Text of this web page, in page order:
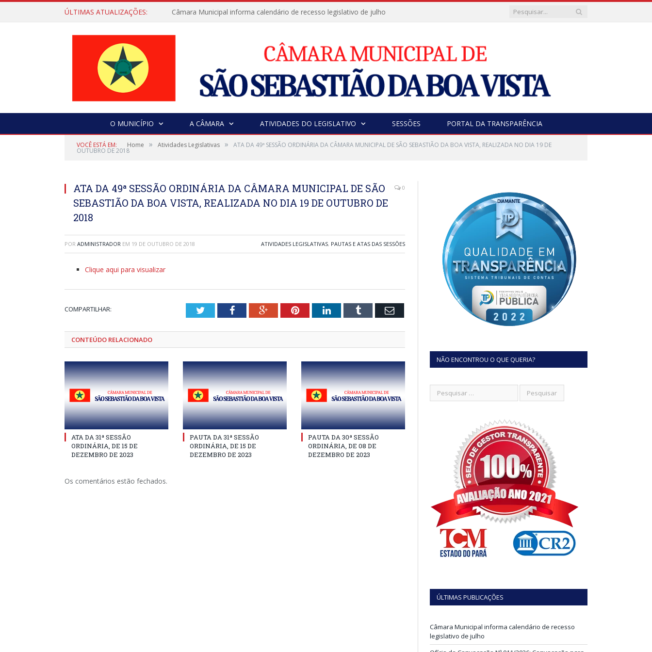
ÚLTIMAS ATUALIZAÇÕES: Câmara Municipal informa calendário de recesso legislativo de julho
O MUNICÍPIO A CÂMARA ATIVIDADES DO LEGISLATIVO SESSÕES PORTAL DA TRANSPARÊNCIA
VOCÊ ESTÁ EM: Home » Atividades Legislativas » ATA DA 49ª SESSÃO ORDINÁRIA DA CÂMARA MUNICIPAL DE SÃO SEBASTIÃO DA BOA VISTA, REALIZADA NO DIA 19 DE
OUTUBRO DE 2018
ATA DA 49ª SESSÃO ORDINÁRIA DA CÂMARA MUNICIPAL DE SÃO
SEBASTIÃO DA BOA VISTA, REALIZADA NO DIA 19 DE OUTUBRO DE
2018
0
POR ADMINISTRADOR EM 19 DE OUTUBRO DE 2018 ATIVIDADES LEGISLATIVAS, PAUTAS E ATAS DAS SESSÕES
Clique aqui para visualizar
COMPARTILHAR: TwitterFacebookGoogle+PinterestLinkedInTumblr Email
CONTEÚDO RELACIONADO
ATA DA 31ª SESSÃO
ORDINÁRIA, DE 15 DE
DEZEMBRO DE 2023
PAUTA DA 31ª SESSÃO
ORDINÁRIA, DE 15 DE
DEZEMBRO DE 2023
PAUTA DA 30ª SESSÃO
ORDINÁRIA, DE 08 DE
DEZEMBRO DE 2023
Os comentários estão fechados.
NÃO ENCONTROU O QUE QUERIA?
ÚLTIMAS PUBLICAÇÕES
Câmara Municipal informa calendário de recesso
legislativo de julho